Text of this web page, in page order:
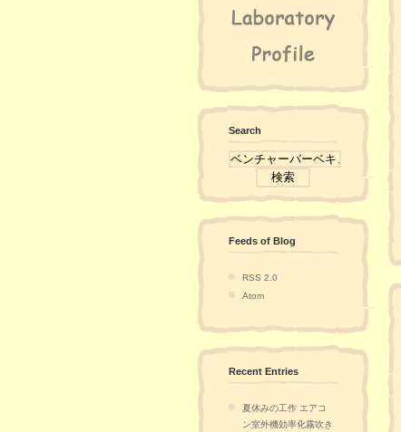
Search
Feeds of Blog
RSS 2.0
Atom
Recent Entries
夏休みの工作 エアコ
ン室外機効率化霧吹き